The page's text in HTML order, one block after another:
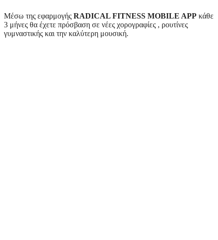
Μέσω της εφαρμογής RADICAL FITNESS MOBILE APP κάθε
3 μήνες θα έχετε πρόσβαση σε νέες χορογραφίες , ρουτίνες
γυμναστικής και την καλύτερη μουσική.